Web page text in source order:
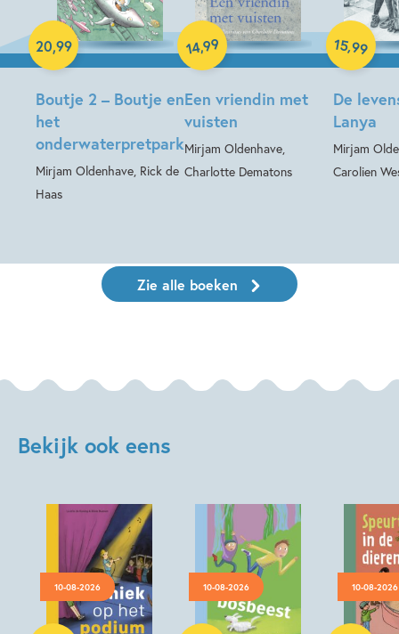
Boutje 2 – Boutje en
het
onderwaterpretpark
Mirjam Oldenhave, Rick de
Haas
20,99
Hardcover
Een vriendin met
vuisten
Mirjam Oldenhave,
Charlotte Dematons
14,99
Hardcover
De
Lanya
Mirjam
Carolien
15,99
Paperback
Zie alle boeken
Bekijk ook eens
10-08-2026 10-08-2026 10-08-2026